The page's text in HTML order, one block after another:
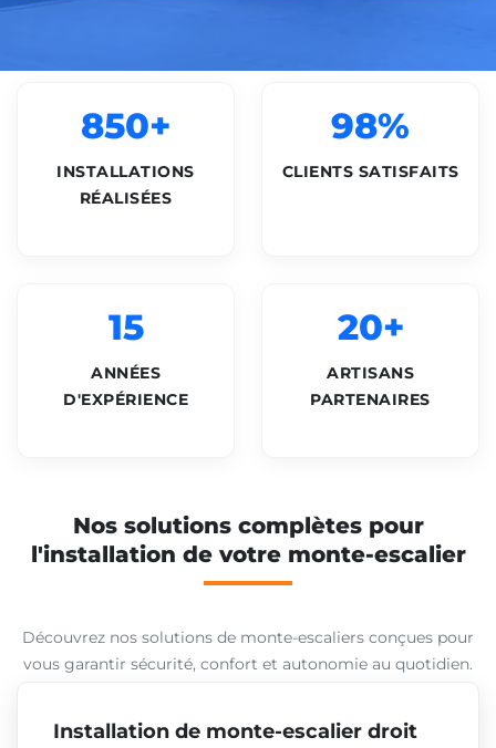
850+
INSTALLATIONS
RÉALISÉES
98%
CLIENTS SATISFAITS
15
ANNÉES
D'EXPÉRIENCE
20+
ARTISANS
PARTENAIRES
Nos solutions complètes pour
l'installation de votre monte-escalier
Découvrez nos solutions de monte-escaliers conçues pour
vous garantir sécurité, confort et autonomie au quotidien.
Installation de monte-escalier droit